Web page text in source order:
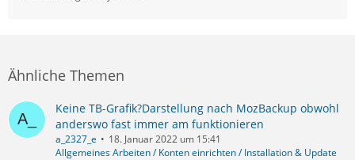
Ähnliche Themen
Keine TB-Grafik?Darstellung nach MozBackup obwohl
anderswo fast immer am funktionieren
a_2327_e
18. Januar 2022 um 15:41
Allgemeines Arbeiten / Konten einrichten / Installation & Update